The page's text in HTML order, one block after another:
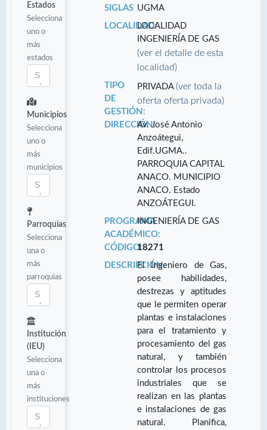
Estados
Selecciona
uno o
más
estados
Municipios
Selecciona
uno o
más
municipios
Parroquias
Selecciona
una o
más
parroquias
Institución
(IEU)
Selecciona
una o
más
instituciones
SIGLAS UGMA
LOCALIDAD:LOCALIDAD
INGENIERÍA DE GAS
(ver el detalle de esta
localidad)
TIPO
DE
GESTIÓN:
PRIVADA(ver toda la
oferta oferta privada)
DIRECCIÓN:Av. José Antonio
Anzoátegui,
Edif.UGMA..
PARROQUIA CAPITAL
ANACO. MUNICIPIO
ANACO. Estado
ANZOÁTEGUI.
PROGRAMA
ACADÉMICO:
INGENIERÍA DE GAS
CÓDIGO:18271
DESCRIPCIÓN:El Ingeniero de Gas,
posee habilidades,
destrezas y aptitudes
que le permiten operar
plantas e instalaciones
para el tratamiento y
procesamiento del gas
natural, y también
controlar los procesos
industriales que se
realizan en las plantas
e instalaciones de gas
natural. Planifica,